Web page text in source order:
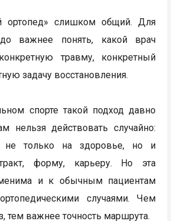
ортопед» слишком общий. Для
важнее понять, какой врач
травму, конкретный
задачу восстановления.
спорте такой подход давно
нельзя действовать случайно:
не только на здоровье, но и
форму, карьеру. Но эта
и к обычным пациентам
случаями. Чем
тем важнее точность маршрута.